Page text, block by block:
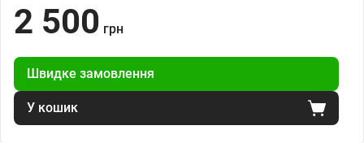
2 500 грн
Швидке замовлення
У кошик